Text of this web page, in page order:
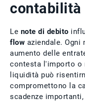
contabilità
Le note di debito
flow aziendale. Ogni
aumento delle
contesta l'importo o
liquidità può
compromettono la
scadenze